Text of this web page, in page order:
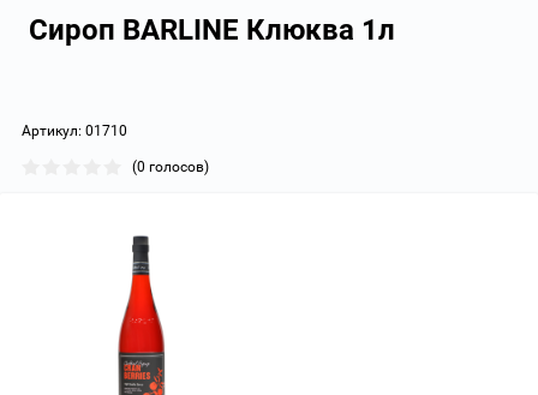
Сироп BARLINE Клюква 1л
Артикул: 01710
(0 голосов)